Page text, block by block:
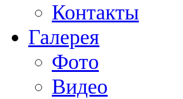
Контакты
Галерея
Фото
Видео